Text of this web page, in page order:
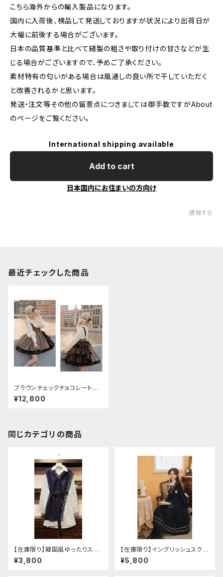
こちら海外からの輸入製品になります。
国内に入荷後、検品して発送しておりますが状況により出荷日が
大幅に前後する場合がございます。
日本の品質基準と比べて縫製の粗さや取り付けの甘さなどが生
じる場合がございますので、予めご了承ください。
素材特有の匂いがある場合は風通しの良い所で干していただく
と改善されるかと思います。
発送・注文等その他の留意点につきましては御手数ですがAbout
のページをご覧ください。
International shipping available
Add to cart
日本国内にお住まいの方向け
通報する
最近チェックした商品
ブラウンチェックチョコレート探
偵セットアップ
¥12,800
同じカテゴリの商品
【在庫限り】韓国風ゆったりスタ
イルニットベスト ＋ ストライプシ
ャツ ベルト付き
¥3,800
【在庫限り】イングリッシュスクー
ルセットアップ
¥5,800